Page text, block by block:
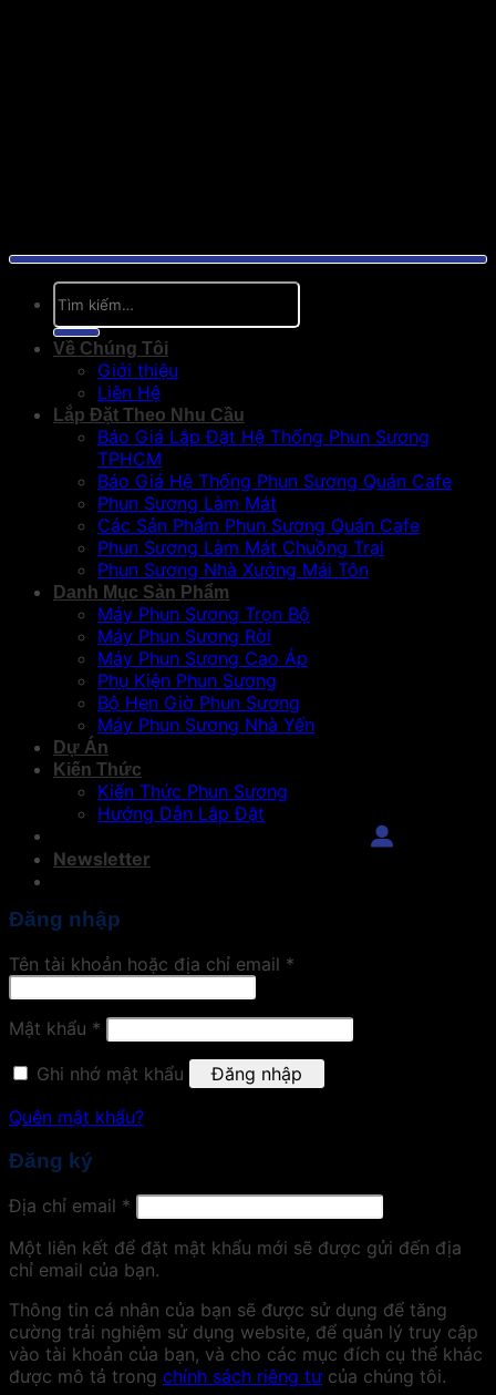
Tìm
kiếm:
Về Chúng Tôi
Giới thiệu
Liên Hệ
Lắp Đặt Theo Nhu Cầu
Báo Giá Lắp Đặt Hệ Thống Phun Sương
TPHCM
Báo Giá Hệ Thống Phun Sương Quán Cafe
Phun Sương Làm Mát
Các Sản Phẩm Phun Sương Quán Cafe
Phun Sương Làm Mát Chuồng Trại
Phun Sương Nhà Xưởng Mái Tôn
Danh Mục Sản Phẩm
Máy Phun Sương Trọn Bộ
Máy Phun Sương Rời
Máy Phun Sương Cao Áp
Phụ Kiện Phun Sương
Bộ Hẹn Giờ Phun Sương
Máy Phun Sương Nhà Yến
Dự Án
Kiến Thức
Kiến Thức Phun Sương
Hướng Dẫn Lắp Đặt
Newsletter
Đăng nhập
Tên tài khoản hoặc địa chỉ email *
Mật khẩu *
Ghi nhớ mật khẩu
Đăng nhập
Quên mật khẩu?
Đăng ký
Địa chỉ email *
Một liên kết để đặt mật khẩu mới sẽ được gửi đến địa
chỉ email của bạn.
Thông tin cá nhân của bạn sẽ được sử dụng để tăng
cường trải nghiệm sử dụng website, để quản lý truy cập
vào tài khoản của bạn, và cho các mục đích cụ thể khác
được mô tả trong chính sách riêng tưcủa chúng tôi.